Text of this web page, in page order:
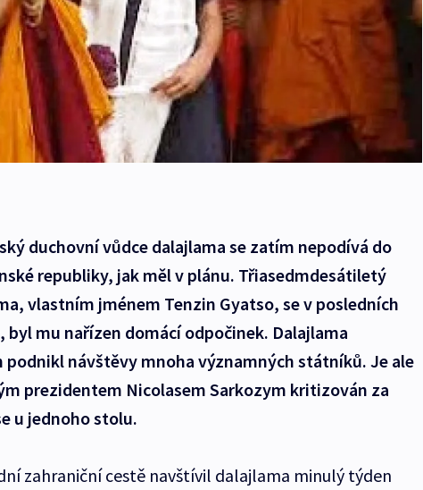
duchovní vůdce dalajlama se zatím nepodívá do
republiky, jak měl v plánu. Třiasedmdesátiletý
vlastním jménem Tenzin Gyatso, se v posledních
byl mu nařízen domácí odpočinek. Dalajlama
návštěvy mnoha významných státníků. Je ale
prezidentem Nicolasem Sarkozym kritizován za
u jednoho stolu.
zahraniční cestě navštívil dalajlama minulý týden